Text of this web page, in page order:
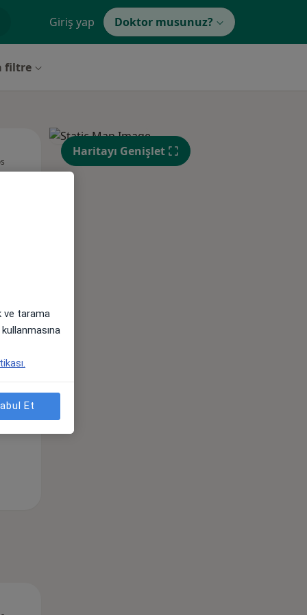
Giriş yap Doktor musunuz?
filtre
13 Ağustos
Cum,
14 Ağustos
Cmt,
15 Ağustos
Haritayı Genişlet
ve tarama
Et